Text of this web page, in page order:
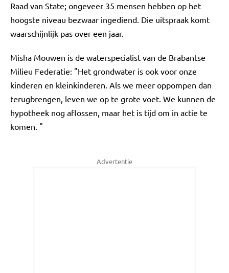
Raad van State; ongeveer 35 mensen hebben op het
hoogste niveau bezwaar ingediend. Die uitspraak komt
waarschijnlijk pas over een jaar.
Misha Mouwen is de waterspecialist van de Brabantse
Milieu Federatie: "Het grondwater is ook voor onze
kinderen en kleinkinderen. Als we meer oppompen dan
terugbrengen, leven we op te grote voet. We kunnen de
hypotheek nog aflossen, maar het is tijd om in actie te
komen. "
Advertentie